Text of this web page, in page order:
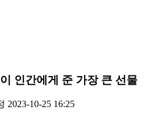
인간에게 준 가장 큰 선물
2023-10-25 16:25